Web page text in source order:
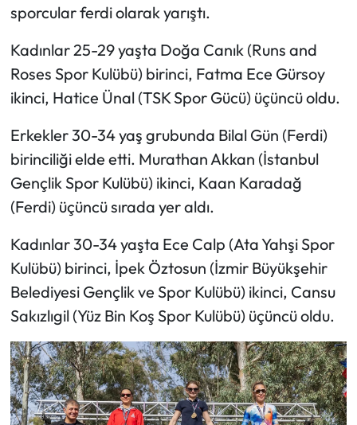
sporcular ferdi olarak yarıştı.
Kadınlar 25-29 yaşta Doğa Canık (Runs and
Roses Spor Kulübü) birinci, Fatma Ece Gürsoy
ikinci, Hatice Ünal (TSK Spor Gücü) üçüncü oldu.
Erkekler 30-34 yaş grubunda Bilal Gün (Ferdi)
birinciliği elde etti. Murathan Akkan (İstanbul
Gençlik Spor Kulübü) ikinci, Kaan Karadağ
(Ferdi) üçüncü sırada yer aldı.
Kadınlar 30-34 yaşta Ece Calp (Ata Yahşi Spor
Kulübü) birinci, İpek Öztosun (İzmir Büyükşehir
Belediyesi Gençlik ve Spor Kulübü) ikinci, Cansu
Sakızlıgil (Yüz Bin Koş Spor Kulübü) üçüncü oldu.